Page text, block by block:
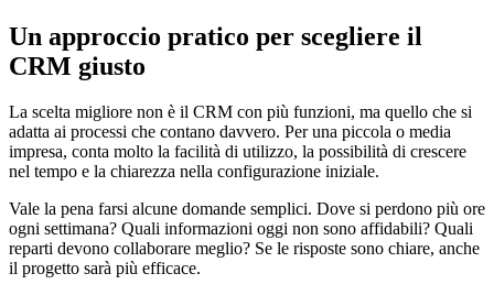
Un approccio pratico per scegliere il
CRM giusto
La scelta migliore non è il CRM con più funzioni, ma quello che si
adatta ai processi che contano davvero. Per una piccola o media
impresa, conta molto la facilità di utilizzo, la possibilità di crescere
nel tempo e la chiarezza nella configurazione iniziale.
Vale la pena farsi alcune domande semplici. Dove si perdono più ore
ogni settimana? Quali informazioni oggi non sono affidabili? Quali
reparti devono collaborare meglio? Se le risposte sono chiare, anche
il progetto sarà più efficace.